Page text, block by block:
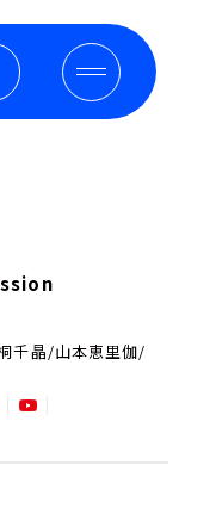
千晶/山本恵里伽/